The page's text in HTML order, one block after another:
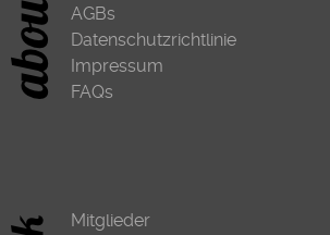
AGBs
Datenschutzrichtlinie
Impressum
FAQs
Mitglieder